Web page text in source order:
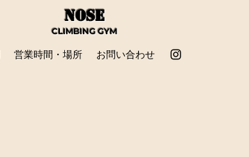
NOSE
CLIMBING GYM
営業時間・場所 お問い合わせ